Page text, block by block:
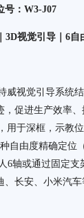
号：W3-J07
视觉引导｜6自
威视觉引导系统
促进生产效率
用于深框，示教
自由度精确定位
轴或通过固定
长安、小米汽车